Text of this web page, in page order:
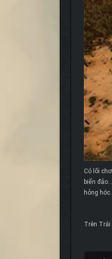
Có lối
biển
hỏng
Trên Trái